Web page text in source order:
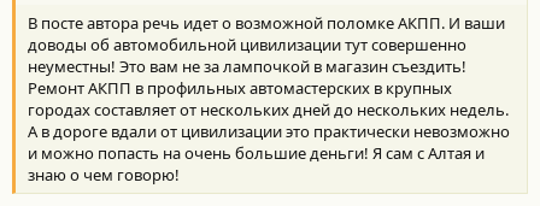
и
:
В посте автора речь идет о возможной поломке АКПП. И ваши
доводы об автомобильной цивилизации тут совершенно
неуместны! Это вам не за лампочкой в магазин съездить!
Ремонт АКПП в профильных автомастерских в крупных
городах составляет от нескольких дней до нескольких недель.
А в дороге вдали от цивилизации это практически невозможно
и можно попасть на очень большие деньги! Я сам с Алтая и
знаю о чем говорю!